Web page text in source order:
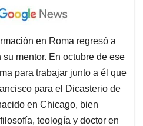
en Roma regresó a
mentor. En octubre de ese
para trabajar junto a él que
para el Dicasterio de
en Chicago, bien
teología y doctor en